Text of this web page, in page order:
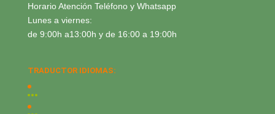
Horario Atención Teléfono y Whatsapp
Lunes a viernes:
de 9:00h a13:00h y de 16:00 a 19:00h
TRADUCTOR IDIOMAS: